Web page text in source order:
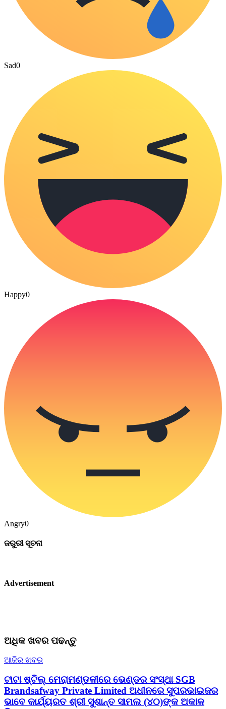
Sad0
Happy0
Angry0
ଜରୁରୀ ସୂଚନା
Advertisement
ଅଧିକ ଖବର ପଢନ୍ତୁ
ଆଜିର ଖବର
ଟାଟା ଷ୍ଟିଲ୍ ମେରାମଣ୍ଡଳୀରେ ଭେଣ୍ଡର ସଂସ୍ଥା SGB
Brandsafway Private Limited ଅଧୀନରେ ସୁପରଭାଇଜର
ଭାବେ କାର୍ଯ୍ୟରତ ଶ୍ରୀ ସୁଶାନ୍ତ ସାମଲ (୪୦)ଙ୍କ ଅକାଳ